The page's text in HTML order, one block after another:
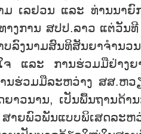
ເລຢວນ ແລະ ທ່ານນາ
າງການ ສປປ.ລາວ ແຕ່ວັນ
ບລົງນາມສົນທິສັນຍາຈຳ
ໃຈ ແລະ ການຮ່ວມມືຢ່າ
ນຮ່ວມມືລະຫວ່າງ ສສ.ຫວ
າວນານ, ເປັນພື້ນຖານດ້າ
ສາຍພົວພັນແບບພິເສດລະ